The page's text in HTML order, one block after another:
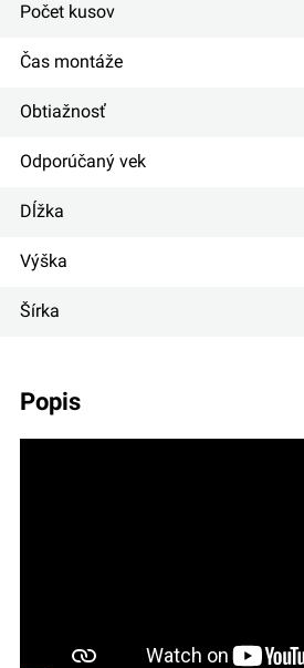
popis
Počet kusov
Čas montáže
Obtiažnosť
Odporúčaný vek
Dĺžka
Výška
Šírka